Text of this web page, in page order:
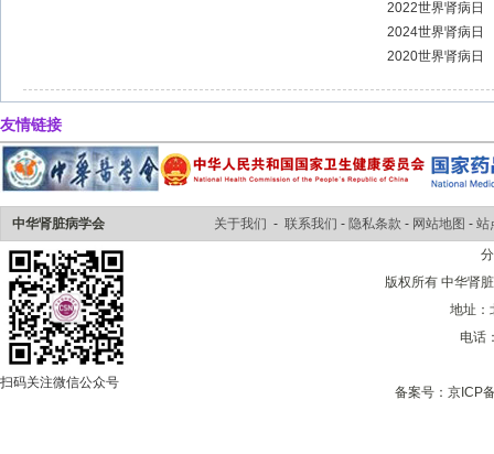
2022世界肾病日
2024世界肾病日
2020世界肾病日
友情链接
中华肾脏病学会 关于我们 - 联系我们 - 隐私条款 - 网站地图 - 站
扫码关注微信公众号
版权所有 中华肾
地址：
电话
备案号：京ICP